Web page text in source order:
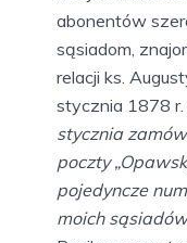
abonentów
sąsiadom,
relacji ks.
stycznia 1878 r.
stycznia
poczty
pojedyncze
moich